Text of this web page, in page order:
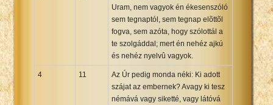
Uram, nem vagyok én ékesenszóló
sem tegnaptól, sem tegnap elõttõl
fogva, sem azóta, hogy szólottál a
te szolgáddal; mert én nehéz ajkú
és nehéz nyelvû vagyok.
4 11
Az Úr pedig monda néki: Ki adott
szájat az embernek? Avagy ki tesz
némává vagy siketté, vagy látóvá